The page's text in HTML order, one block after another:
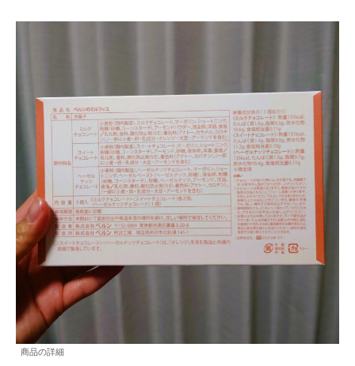
商品の詳細